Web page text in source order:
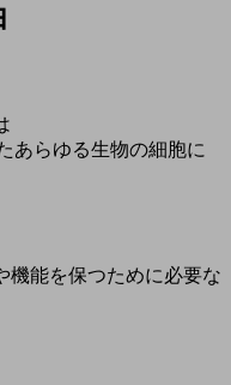
あらゆる生物の細胞に
機能を保つために必要な